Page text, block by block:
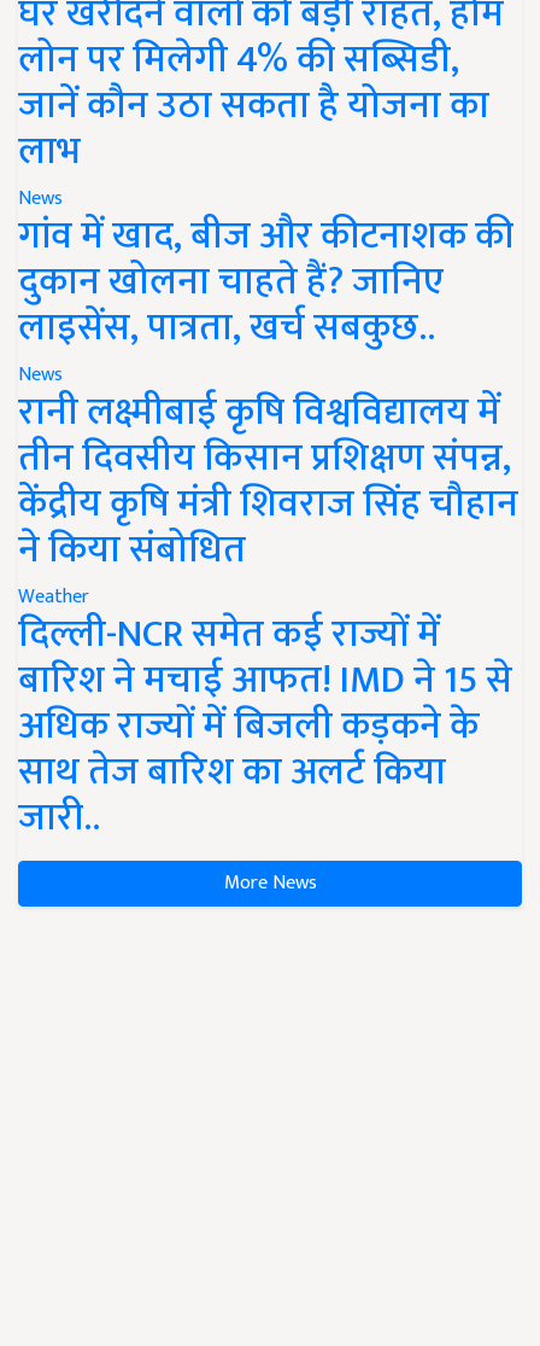
घर खरीदने वालों को बड़ी राहत, होम
लोन पर मिलेगी 4% की सब्सिडी,
जानें कौन उठा सकता है योजना का
लाभ
News
गांव में खाद, बीज और कीटनाशक की
दुकान खोलना चाहते हैं? जानिए
लाइसेंस, पात्रता, खर्च सबकुछ..
News
रानी लक्ष्मीबाई कृषि विश्वविद्यालय में
तीन दिवसीय किसान प्रशिक्षण संपन्न,
केंद्रीय कृषि मंत्री शिवराज सिंह चौहान
ने किया संबोधित
Weather
दिल्ली-NCR समेत कई राज्यों में
बारिश ने मचाई आफत! IMD ने 15 से
अधिक राज्यों में बिजली कड़कने के
साथ तेज बारिश का अलर्ट किया
जारी..
More News